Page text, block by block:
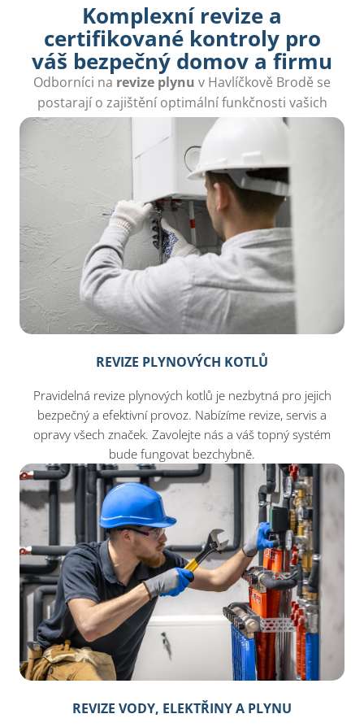
Komplexní revize a
certifikované kontroly pro
váš bezpečný domov a firmu
Odborníci na revize plynu v Havlíčkově Brodě se
postarají o zajištění optimální funkčnosti vašich
plynových zařízení a minimalizaci rizik.
REVIZE PLYNOVÝCH KOTLŮ
Pravidelná revize plynových kotlů je nezbytná pro jejich
bezpečný a efektivní provoz. Nabízíme revize, servis a
opravy všech značek. Zavolejte nás a váš topný systém
bude fungovat bezchybně.
REVIZE VODY, ELEKTŘINY A PLYNU